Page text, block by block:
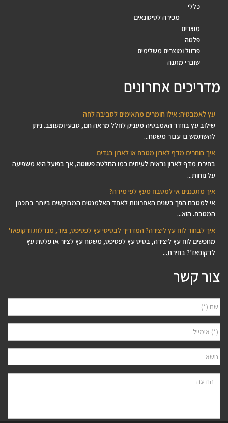
כללי
מכירה לסיטונאים
מוצרים
פלטה
פרזול ומוצרים משלימים
שוברי מתנה
מדריכים אחרונים
עץ לאמבטיה: אילו חומרים מתאימים לסביבה לחה
שילוב עץ בחדר האמבטיה מעניק לחלל מראה חם, טבעי ומעוצב. ניתן
להשתמש בו עבור משטח...
איך בוחרים מדף לארון מטבח או לארון בגדים
בחירת מדף לארון נראית לעיתים כמו החלטה פשוטה, אך בפועל היא משפיעה
על נוחות...
איך מתכננים אי למטבח מעץ לפי מידה?
אי למטבח הפך בשנים האחרונות לאחד האלמנטים המבוקשים ביותר בתכנון
המטבח. הוא...
איך לבחור לוח עץ ליצירה? המדריך לבסיסי עץ לפסיפס, ציור, מנדלות ודקופאז'
מחפשים לוח עץ ליצירה, בסיס עץ לפסיפס, משטח עץ לציור או פלטת עץ
לדקופאז’? בחירת...
צור קשר